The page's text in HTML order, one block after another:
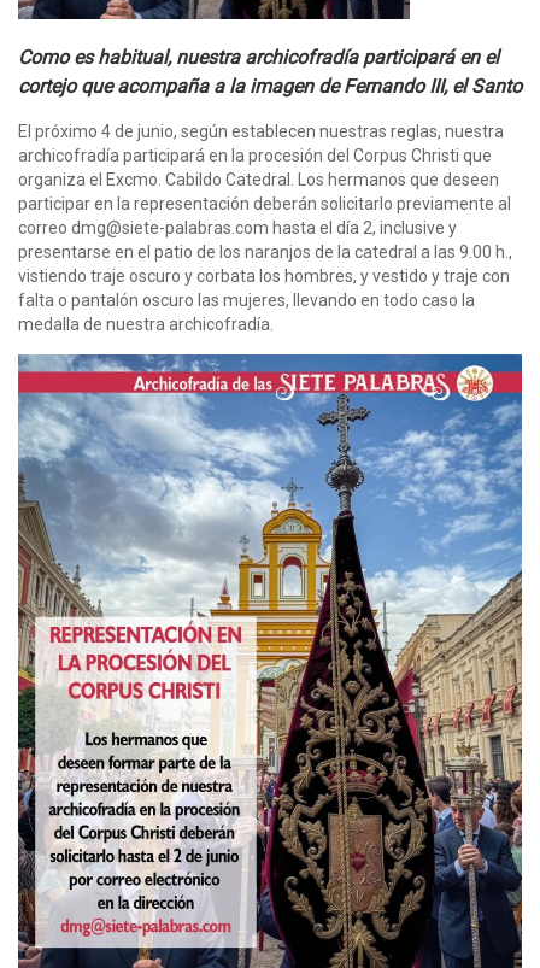
Como es habitual, nuestra archicofradía participará en el
cortejo que acompaña a la imagen de Fernando III, el Santo
El próximo 4 de junio, según establecen nuestras reglas, nuestra
archicofradía participará en la procesión del Corpus Christi que
organiza el Excmo. Cabildo Catedral. Los hermanos que deseen
participar en la representación deberán solicitarlo previamente al
correo dmg@siete-palabras.com hasta el día 2, inclusive y
presentarse en el patio de los naranjos de la catedral a las 9.00 h.,
vistiendo traje oscuro y corbata los hombres, y vestido y traje con
falta o pantalón oscuro las mujeres, llevando en todo caso la
medalla de nuestra archicofradía.